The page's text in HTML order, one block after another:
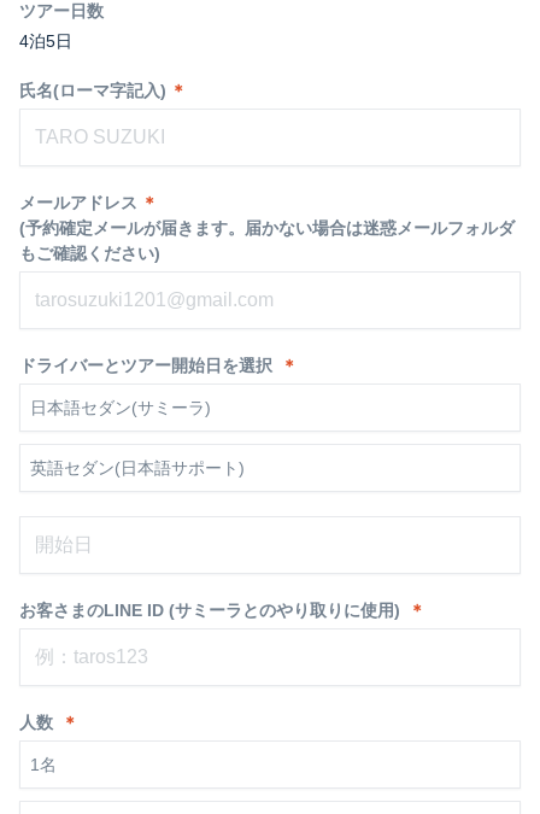
ツアー日数
4泊5日
氏名(ローマ字記入) ＊
メールアドレス ＊
(予約確定メールが届きます。届かない場合は迷惑メールフォルダ
もご確認ください)
ドライバーとツアー開始日を選択 ＊
日本語セダン(サミーラ)
英語セダン(日本語サポート)
お客さまのLINE ID (サミーラとのやり取りに使用) ＊
人数 ＊
1名